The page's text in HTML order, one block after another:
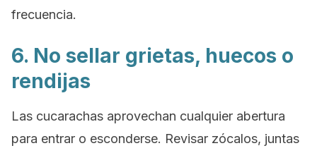
frecuencia.
6. No sellar grietas, huecos o
rendijas
Las cucarachas aprovechan cualquier abertura
para entrar o esconderse. Revisar zócalos, juntas